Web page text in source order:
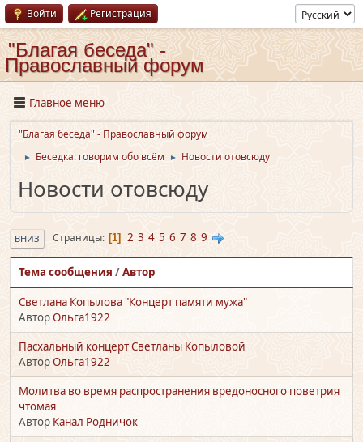
Войти Регистрация
"Благая беседа" -
Православный форум
Главное меню
"Благая беседа" - Православный форум
► Беседка: говорим обо всём ► Новости отовсюду
Новости отовсюду
ВНИЗ Страницы 1 2 3 4 5 6 7 8 9
Тема сообщения /Автор
Светлана Копылова "Концерт памяти мужа"
АвторОльга1922
Пасхальный концерт Светланы Копыловой
АвторОльга1922
Молитва во время распространения вредоносного поветрия
чтомая
Автор Канал Родничок